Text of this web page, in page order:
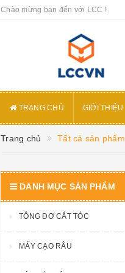
Chào mừng bạn đến với LCC !
TRANG CHỦ GIỚI THIỆU
Trang chủ Tất cả sản phẩm
DANH MỤC SẢN PHẨM
TÔNG ĐƠ CẮT TÓC
MÁY CẠO RÂU